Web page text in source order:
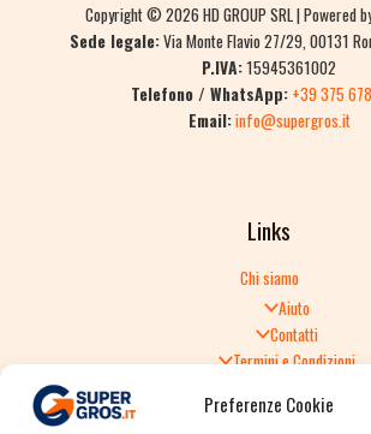
Preferenze Cookie
Copyright © 2026 HD GROUP SRL | Powered
Sede legale:Via Monte Flavio 27/29, 00131
P.IVA:15945361002
Telefono / WhatsApp: +39 375
Email:info@supergros.it
Links
Chi siamo
Aiuto
Contatti
Termini e Condizioni
Politica di Reso